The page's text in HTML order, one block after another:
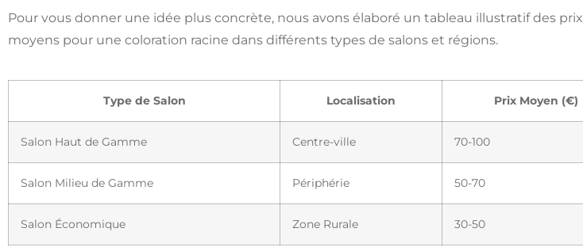
Pour vous donner une idée plus concrète, nous avons élaboré un tableau illustratif des prix
moyens pour une coloration racine dans différents types de salons et régions.
Type de Salon Localisation Prix Moyen (€)
Salon Haut de Gamme Centre-ville 70-100
Salon Milieu de Gamme Périphérie 50-70
Salon Économique Zone Rurale 30-50